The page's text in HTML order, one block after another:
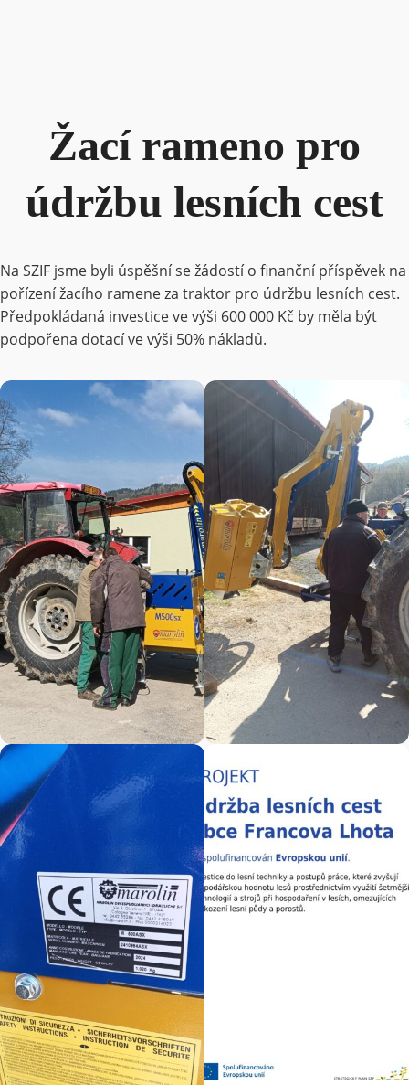
Žací rameno pro
údržbu lesních cest
Na SZIF jsme byli úspěšní se žádostí o finanční příspěvek na
pořízení žacího ramene za traktor pro údržbu lesních cest.
Předpokládaná investice ve výši 600 000 Kč by měla být
podpořena dotací ve výši 50% nákladů.